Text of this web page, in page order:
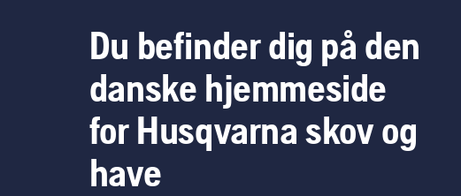
Du befinder dig på den
danske hjemmeside
for Husqvarna skov og
have